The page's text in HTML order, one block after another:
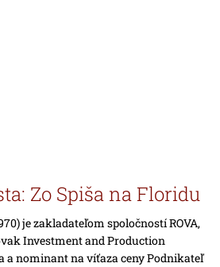
Zo Spiša na Floridu
je zakladateľom spoločností ROVA,
Investment and Production
a nominant na víťaza ceny Podnikateľ